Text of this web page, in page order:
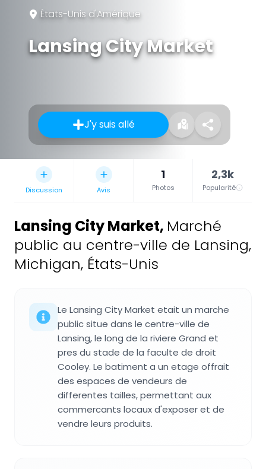
États-Unis d'Amérique
Lansing City Market
J'y suis allé
Discussion Avis
1
Photos
2,3k
Popularité
Lansing City Market, Marché
public au centre-ville de Lansing,
Michigan, États-Unis
Le Lansing City Market etait un marche
public situe dans le centre-ville de
Lansing, le long de la riviere Grand et
pres du stade de la faculte de droit
Cooley. Le batiment a un etage offrait
des espaces de vendeurs de
differentes tailles, permettant aux
commercants locaux d'exposer et de
vendre leurs produits.